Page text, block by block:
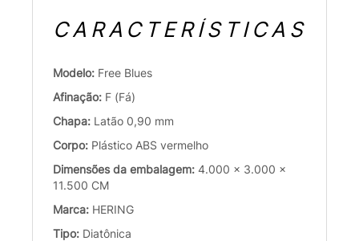
CARACTERÍSTICAS
Modelo: Free Blues
Afinação: F (Fá)
Chapa: Latão 0,90 mm
Corpo: Plástico ABS vermelho
Dimensões da embalagem: 4.000 x 3.000 x
11.500 CM
Marca: HERING
Tipo: Diatônica